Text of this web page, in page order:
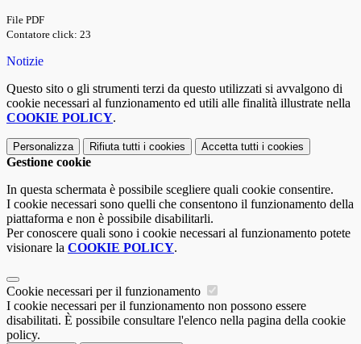
File PDF
Contatore click: 23
Notizie
Questo sito o gli strumenti terzi da questo utilizzati si avvalgono di
cookie necessari al funzionamento ed utili alle finalità illustrate nella
COOKIE POLICY.
Personalizza Rifiuta tutti i cookies Accetta tutti i cookies
Gestione cookie
In questa schermata è possibile scegliere quali cookie consentire.
I cookie necessari sono quelli che consentono il funzionamento della
piattaforma e non è possibile disabilitarli.
Per conoscere quali sono i cookie necessari al funzionamento potete
visionare la COOKIE POLICY.
Cookie necessari per il funzionamento
I cookie necessari per il funzionamento non possono essere
disabilitati. È possibile consultare l'elenco nella pagina della cookie
policy.